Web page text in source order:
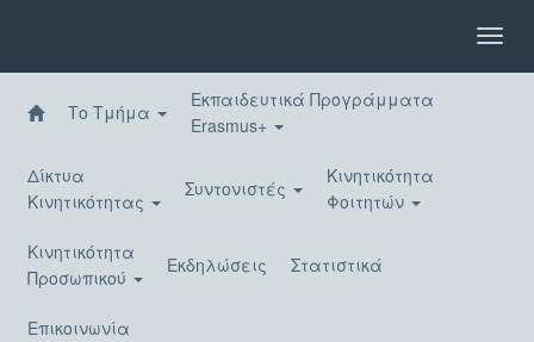
περιεχόμενο
Το Τμήμα
Εκπαιδευτικά Προγράμματα
Erasmus+
Δίκτυα
Κινητικότητας
Συντονιστές
Κινητικότητα
Φοιτητών
Κινητικότητα
Προσωπικού
Εκδηλώσεις Στατιστικά
Επικοινωνία